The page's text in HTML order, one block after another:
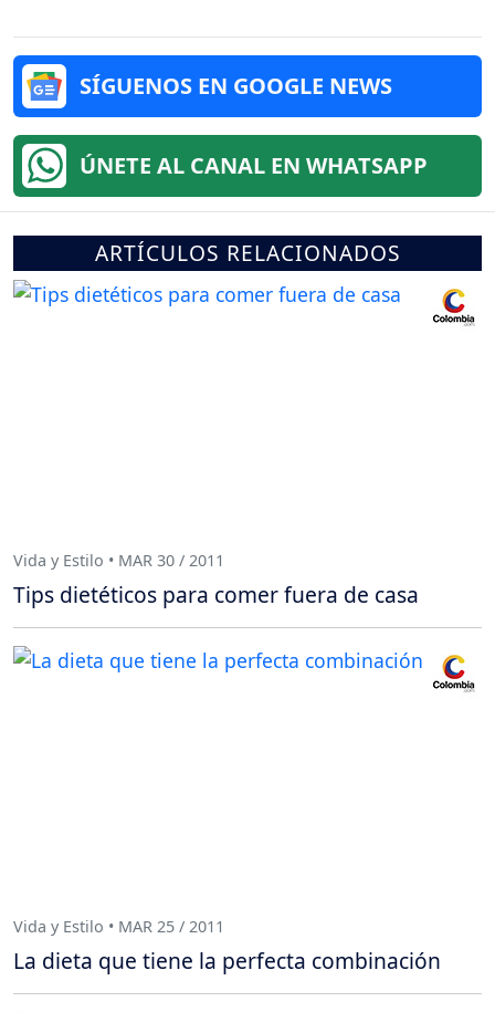
SÍGUENOS EN GOOGLE NEWS
ÚNETE AL CANAL EN WHATSAPP
ARTÍCULOS RELACIONADOS
Vida y Estilo • MAR 30 / 2011
Tips dietéticos para comer fuera de casa
Vida y Estilo • MAR 25 / 2011
La dieta que tiene la perfecta combinación